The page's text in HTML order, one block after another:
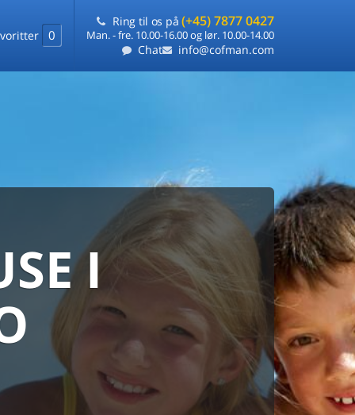
0
Ring til os på (+45) 7877 0427
Man. - fre. 10.00-16.00 og lør. 10.00-14.00
Chat info@cofman.com
I
laveste pris
ét sted